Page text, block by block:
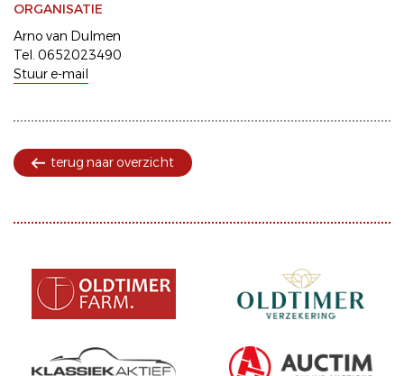
ORGANISATIE
Arno van Dulmen
Tel. 0652023490
Stuur e-mail
terug naar overzicht